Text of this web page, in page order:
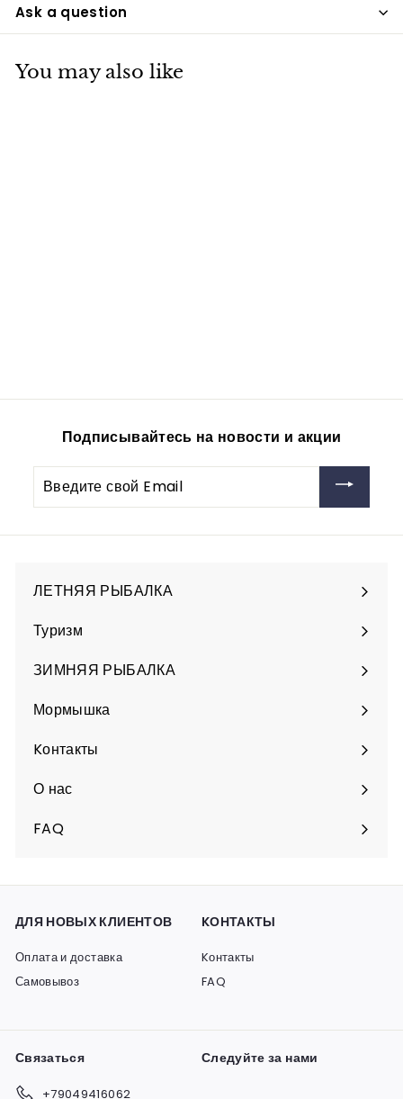
Ask a question
You may also like
,
0
р
у
б
Подписывайтесь на новости и акции
свой
ЛЕТНЯЯ РЫБАЛКА
Разверните
подменю
Туризм
Разверните
подменю
ЗИМНЯЯ РЫБАЛКА
Разверните
подменю
Мормышка
Разверните
подменю
Kонтакты
О нас
FAQ
ДЛЯ НОВЫХ КЛИЕНТОВ
Оплата и доставка
Самовывоз
KОНТАКТЫ
Kонтакты
FAQ
Связаться
+79049416062
Следуйте за нами